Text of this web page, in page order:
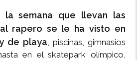
semana que llevan las
al rapero se le ha visto en
de playa, piscinas, gimnasios
en el skatepark olímpico,